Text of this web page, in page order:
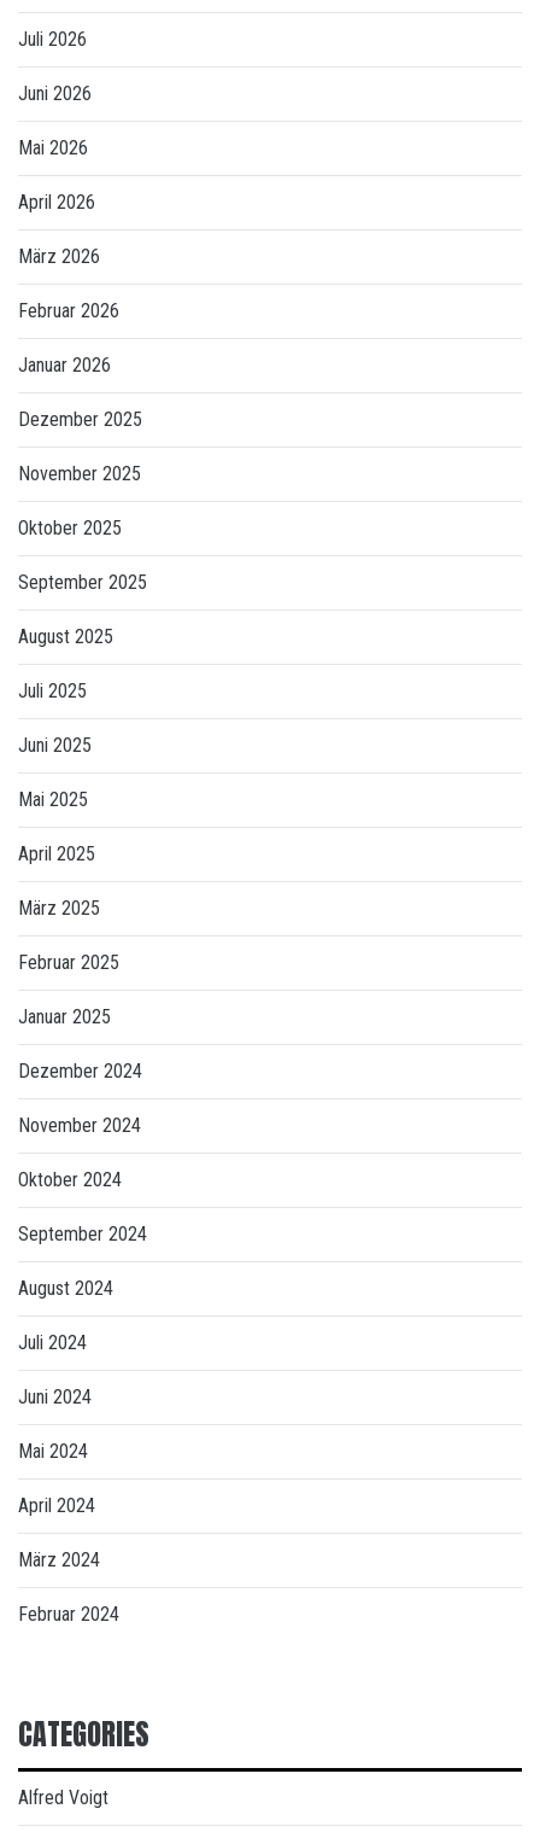
Juli 2026
Juni 2026
Mai 2026
April 2026
März 2026
Februar 2026
Januar 2026
Dezember 2025
November 2025
Oktober 2025
September 2025
August 2025
Juli 2025
Juni 2025
Mai 2025
April 2025
März 2025
Februar 2025
Januar 2025
Dezember 2024
November 2024
Oktober 2024
September 2024
August 2024
Juli 2024
Juni 2024
Mai 2024
April 2024
März 2024
Februar 2024
CATEGORIES
Alfred Voigt